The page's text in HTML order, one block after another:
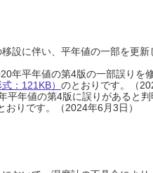
設に伴い、平年値の一部を更新
年平年値の第4版の一部誤り
：121KB） のとおりです。（
平年値の第4版に誤りがあると
おりです。（2024年6月3日）